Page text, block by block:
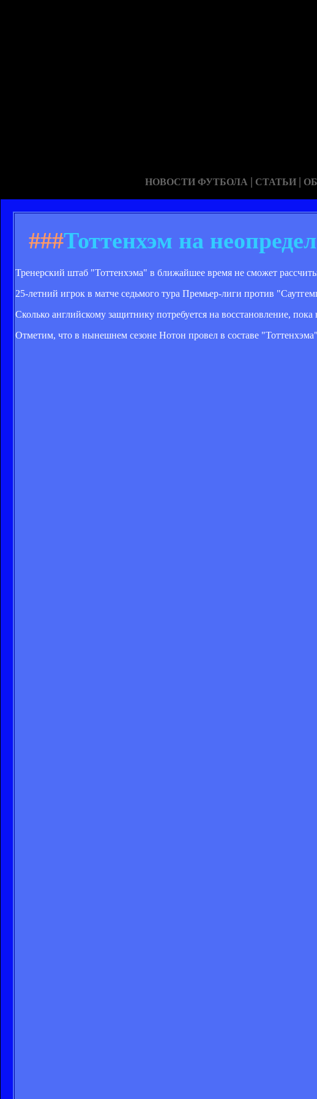
НОВОСТИ ФУТБОЛА | СТАТЬИ |
###Тоттенхэм на
Тренерский штаб "Тоттенхэма" в ближайшее время не сможет
25-летний игрок в матче седьмого тура Премьер-лиги против
Сколько английскому защитнику потребуется на восстановление, пока
Отметим, что в нынешнем сезоне Нотон провел в составе